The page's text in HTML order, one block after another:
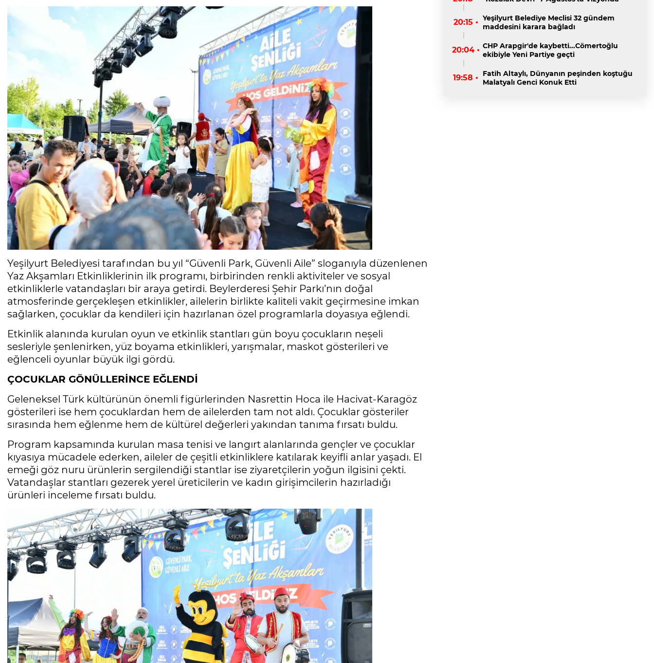
Yeşilyurt Belediyesi tarafından bu yıl “Güvenli Park, Güvenli Aile” sloganıyla düzenlenen
Yaz Akşamları Etkinliklerinin ilk programı, birbirinden renkli aktiviteler ve sosyal
etkinliklerle vatandaşları bir araya getirdi. Beylerderesi Şehir Parkı’nın doğal
atmosferinde gerçekleşen etkinlikler, ailelerin birlikte kaliteli vakit geçirmesine imkan
sağlarken, çocuklar da kendileri için hazırlanan özel programlarla doyasıya eğlendi.
Etkinlik alanında kurulan oyun ve etkinlik stantları gün boyu çocukların neşeli
sesleriyle şenlenirken, yüz boyama etkinlikleri, yarışmalar, maskot gösterileri ve
eğlenceli oyunlar büyük ilgi gördü.
ÇOCUKLAR GÖNÜLLERİNCE EĞLENDİ
Geleneksel Türk kültürünün önemli figürlerinden Nasrettin Hoca ile Hacivat-Karagöz
gösterileri ise hem çocuklardan hem de ailelerden tam not aldı. Çocuklar gösteriler
sırasında hem eğlenme hem de kültürel değerleri yakından tanıma fırsatı buldu.
Program kapsamında kurulan masa tenisi ve langırt alanlarında gençler ve çocuklar
kıyasıya mücadele ederken, aileler de çeşitli etkinliklere katılarak keyifli anlar yaşadı. El
emeği göz nuru ürünlerin sergilendiği stantlar ise ziyaretçilerin yoğun ilgisini çekti.
Vatandaşlar stantları gezerek yerel üreticilerin ve kadın girişimcilerin hazırladığı
ürünleri inceleme fırsatı buldu.
20:15 • Yeşilyurt Belediye Meclisi 32 gündem
maddesini karara bağladı
20:04 • CHP Arapgir'de kaybetti...Cömertoğlu
ekibiyle Yeni Partiye geçti
19:58 •
Fatih Altaylı, Dünyanın peşinden koştuğu
Malatyalı Genci Konuk Etti